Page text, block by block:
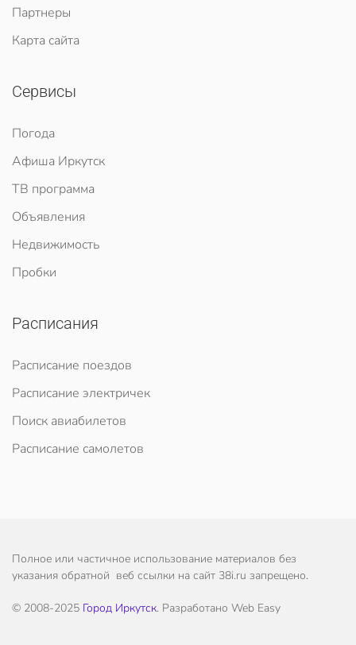
Партнеры
Карта сайта
Сервисы
Погода
Афиша Иркутск
ТВ программа
Объявления
Недвижимость
Пробки
Расписания
Расписание поездов
Расписание электричек
Поиск авиабилетов
Расписание самолетов
Полное или частичное использование материалов без
указания обратной веб ссылки на сайт 38i.ru запрещено.
© 2008-2025 Город Иркутск. Разработано Web Easy